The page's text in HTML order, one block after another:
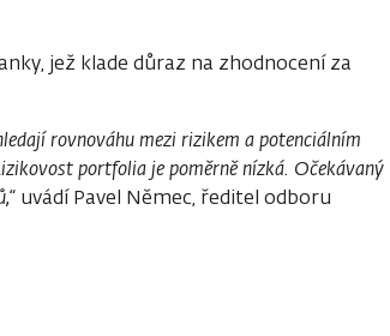
jež klade důraz na zhodnocení za
rovnováhu mezi rizikem a potenciálním
portfolia je poměrně nízká. Očekávaný
uvádí Pavel Němec, ředitel odboru